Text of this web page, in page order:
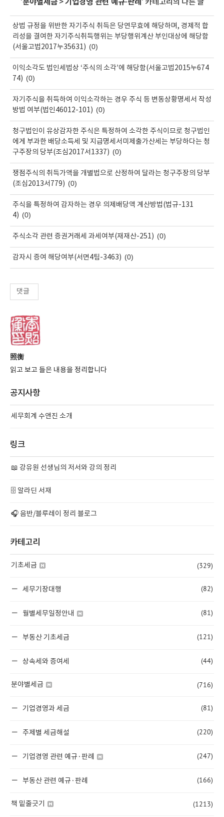
'분야별세금>기업경영 관련 예규·판례 ' 카테고리의 다른 글
상법 규정을 위반한 자기주식 취득은 당연무효에 해당하며, 경제적 합
리성을 결여한 자기주식취득행위는 부당행위계산 부인대상에 해당함
(서울고법2017누35631) (0)
이익소각도 법인세법상 ‘주식의 소각’에 해당함(서울고법2015누674
74) (0)
자기주식을 취득하여 이익소각하는 경우 주식 등 변동상황명세서 작성
방법 여부(법인46012-101) (0)
청구법인이 유상감자한 주식은 특정하여 소각한 주식이므로 청구법인
에게 부과한 배당소득세 및 지급명세서미제출가산세는 부당하다는 청
구주장의 당부(조심2017서1337) (0)
쟁점주식의 취득가액을 개별법으로 산정하여 달라는 청구주장의 당부
(조심2013서779) (0)
주식을 특정하여 감자하는 경우 의제배당액 계산방법(법규-131
4) (0)
주식소각 관련 증권거래세 과세여부(재재산-251) (0)
감자시 증여 해당여부(서면4팀-3463) (0)
댓글
照衡
읽고 보고 들은 내용을 정리합니다
공지사항
세무회계 수앤진 소개
링크
📖 강유원 선생님의 저서와 강의 정리
🗄️ 알라딘 서재
🎧 음반/블루레이 정리 블로그
카테고리
기초세금 (329)
세무기장대행 (82)
월별세무일정안내 (81)
부동산 기초세금 (121)
상속세와 증여세 (44)
분야별세금 (716)
기업경영과 세금 (81)
주제별 세금해설 (220)
기업경영 관련 예규·판례 (247)
부동산 관련 예규·판례 (166)
책 밑줄긋기 (1213)